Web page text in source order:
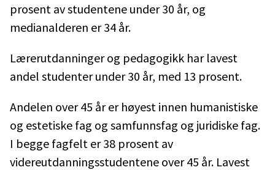
prosent av studentene under 30 år, og
medianalderen er 34 år.
Lærerutdanninger og pedagogikk har lavest
andel studenter under 30 år, med 13 prosent.
Andelen over 45 år er høyest innen humanistiske
og estetiske fag og samfunnsfag og juridiske fag.
I begge fagfelt er 38 prosent av
videreutdanningsstudentene over 45 år. Lavest